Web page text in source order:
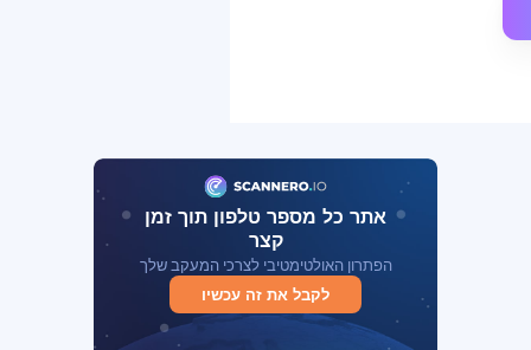
אתר כל מספר טלפון תוך זמן
קצר
הפתרון האולטימטיבי לצרכי המעקב שלך
לקבל את זה עכשיו